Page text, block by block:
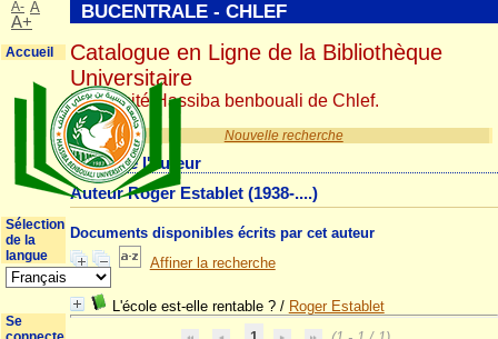
Nouvelle recherche
Détail de l'auteur
Auteur Roger Establet (1938-....)
Documents disponibles écrits par cet auteur
Affiner la recherche
L'école est-elle rentable ?/ Roger Establet
BUCENTRALE - CHLEF
Catalogue en Ligne de la Bibliothèque
Universitaire
Université Hassiba benbouali de Chlef.
A- A
A+
Accueil
Sélection
de la
langue
Se